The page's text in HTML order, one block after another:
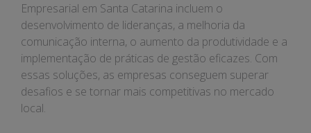
Empresarial em Santa Catarina incluem o
desenvolvimento de lideranças, a melhoria da
comunicação interna, o aumento da produtividade e a
implementação de práticas de gestão eficazes. Com
essas soluções, as empresas conseguem superar
desafios e se tornar mais competitivas no mercado
local.